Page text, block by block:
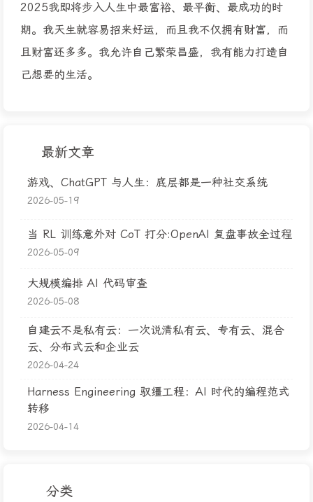
2025我即将步入人生中最富裕、最平衡、最成功的时
期。我天生就容易招来好运，而且我不仅拥有财富，而
且财富还多多。我允许自己繁荣昌盛，我有能力打造自
己想要的生活。
最新文章
游戏、ChatGPT 与人生：底层都是一种社交系统
2026-05-19
当 RL 训练意外对 CoT 打分:OpenAI 复盘事故全过程
2026-05-09
大规模编排 AI 代码审查
2026-05-08
自建云不是私有云：一次说清私有云、专有云、混合
云、分布式云和企业云
2026-04-24
Harness Engineering 驭缰工程：AI 时代的编程范式
转移
2026-04-14
分类